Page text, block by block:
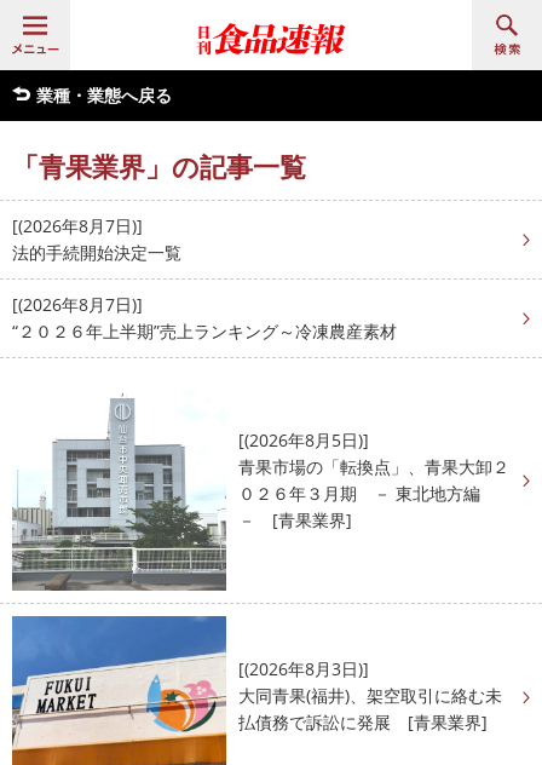
業種・業態へ戻る
「青果業界」の記事一覧
[(2026年8月7日)]
法的手続開始決定一覧
[(2026年8月7日)]
“２０２６年上半期”売上ランキング～冷凍農産素材
[(2026年8月5日)]
青果市場の「転換点」、青果大卸２
０２６年３月期 － 東北地方編
－ [青果業界]
[(2026年8月3日)]
大同青果(福井)、架空取引に絡む未
払債務で訴訟に発展 [青果業界]